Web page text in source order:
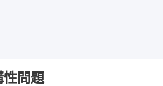
性問題